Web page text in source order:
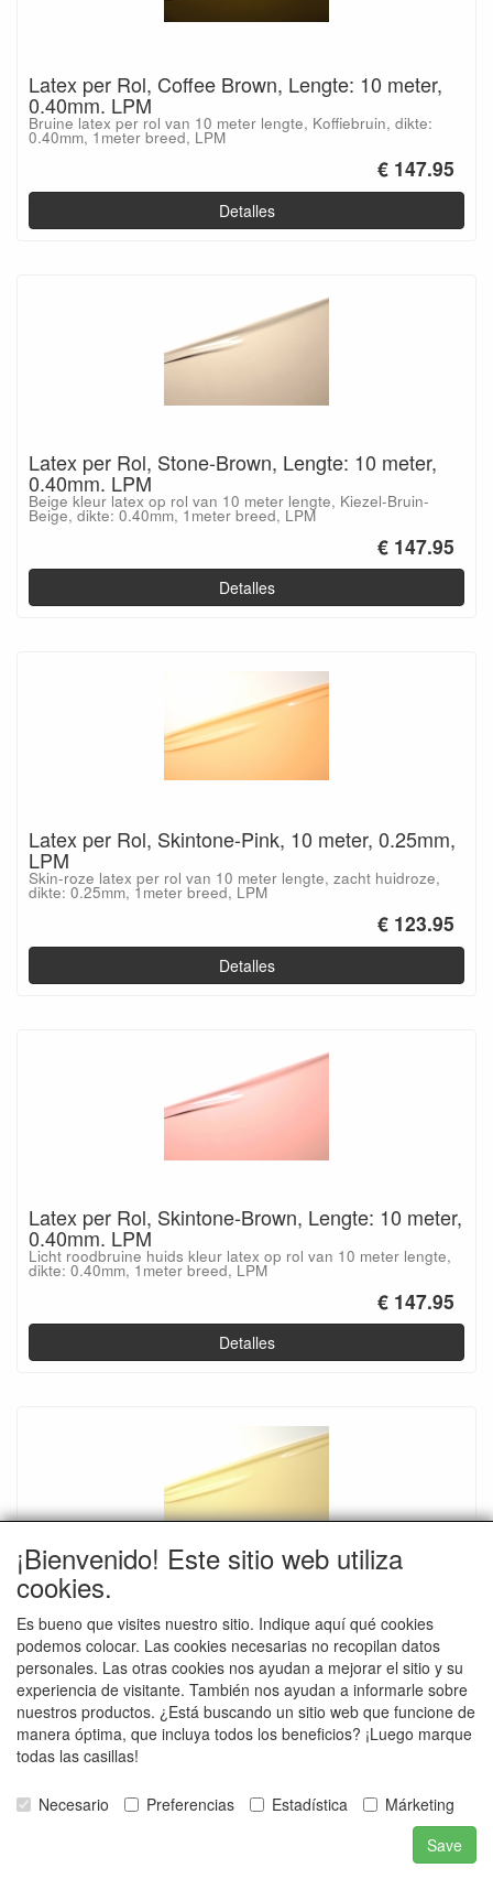
Latex per Rol, Coffee Brown, Lengte: 10 meter,
0.40mm. LPM
Bruine latex per rol van 10 meter lengte, Koffiebruin, dikte:
0.40mm, 1meter breed, LPM
€ 147.95
Detalles
Latex per Rol, Stone-Brown, Lengte: 10 meter,
0.40mm. LPM
Beige kleur latex op rol van 10 meter lengte, Kiezel-Bruin-
Beige, dikte: 0.40mm, 1meter breed, LPM
€ 147.95
Detalles
Latex per Rol, Skintone-Pink, 10 meter, 0.25mm,
LPM
Skin-roze latex per rol van 10 meter lengte, zacht huidroze,
dikte: 0.25mm, 1meter breed, LPM
€ 123.95
Detalles
Latex per Rol, Skintone-Brown, Lengte: 10 meter,
0.40mm. LPM
Licht roodbruine huids kleur latex op rol van 10 meter lengte,
dikte: 0.40mm, 1meter breed, LPM
€ 147.95
Detalles
Latex per Rol, Skintone-Yellow, Lengte: 10 meter,
0.40mm. LPM
Licht vanille kleur latex op rol van 10 meter lengte, dikte:
0.40mm, 1meter breed, LPM
€ 147.95
Detalles
¡Bienvenido! Este sitio web utiliza
cookies.
Es bueno que visites nuestro sitio. Indique aquí qué cookies
podemos colocar. Las cookies necesarias no recopilan datos
personales. Las otras cookies nos ayudan a mejorar el sitio y su
experiencia de visitante. También nos ayudan a informarle sobre
nuestros productos. ¿Está buscando un sitio web que funcione de
manera óptima, que incluya todos los beneficios? ¡Luego marque
todas las casillas!
Necesario Preferencias Estadística
Márketing
Save